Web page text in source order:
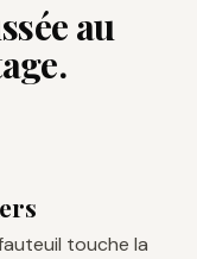
au
touche la